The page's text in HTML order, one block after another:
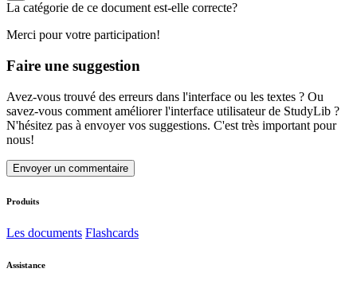
La catégorie de ce document est-elle correcte?
Merci pour votre participation!
Faire une suggestion
Avez-vous trouvé des erreurs dans l'interface ou les textes ? Ou
savez-vous comment améliorer l'interface utilisateur de StudyLib ?
N'hésitez pas à envoyer vos suggestions. C'est très important pour
nous!
Envoyer un commentaire
Produits
Les documents Flashcards
Assistance